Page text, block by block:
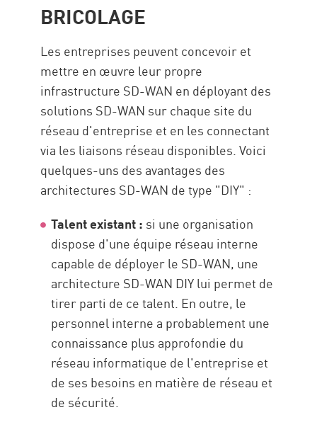
BRICOLAGE
Les entreprises peuvent concevoir et
mettre en œuvre leur propre
infrastructure SD-WAN en déployant des
solutions SD-WAN sur chaque site du
réseau d'entreprise et en les connectant
via les liaisons réseau disponibles. Voici
quelques-uns des avantages des
architectures SD-WAN de type "DIY" :
Talent existant : si une organisation
dispose d'une équipe réseau interne
capable de déployer le SD-WAN, une
architecture SD-WAN DIY lui permet de
tirer parti de ce talent. En outre, le
personnel interne a probablement une
connaissance plus approfondie du
réseau informatique de l'entreprise et
de ses besoins en matière de réseau et
de sécurité.